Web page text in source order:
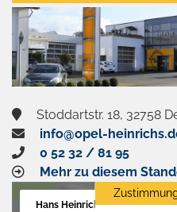
Stoddartstr. 18, 32758
info@opel-
0 52 32 / 81 95
Mehr zu diesem
Hans Heinrichs GmbH